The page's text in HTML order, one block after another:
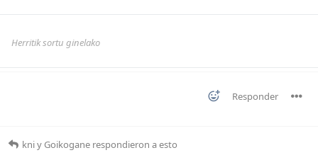
Herritik sortu ginelako
Responder
kniy Goikogane respondieron a esto